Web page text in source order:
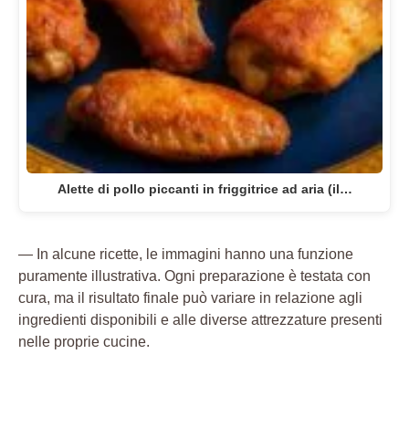
Alette di pollo piccanti in friggitrice ad aria (il…
— In alcune ricette, le immagini hanno una funzione
puramente illustrativa. Ogni preparazione è testata con
cura, ma il risultato finale può variare in relazione agli
ingredienti disponibili e alle diverse attrezzature presenti
nelle proprie cucine.